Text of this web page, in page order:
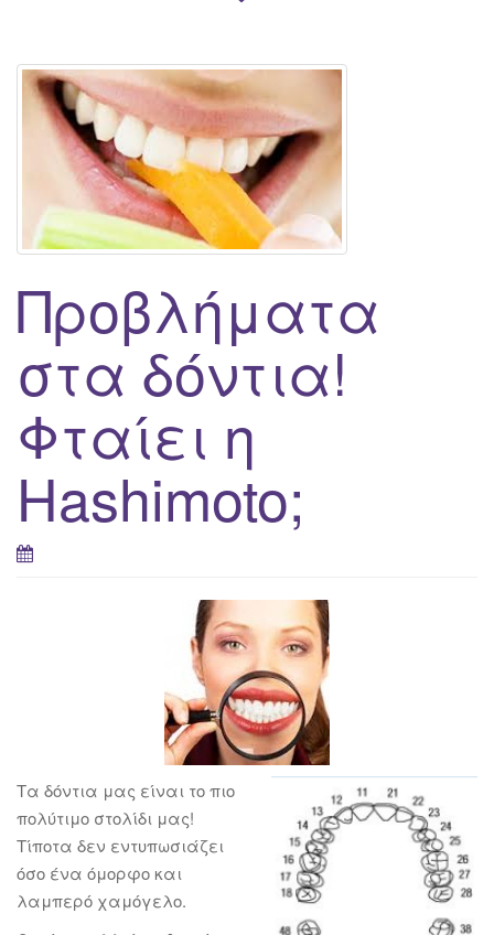
Προβλήματα
στα δόντια!
Φταίει η
Hashimoto;
Τα δόντια μας είναι το πιο
πολύτιμο στολίδι μας!
Τίποτα δεν εντυπωσιάζει
όσο ένα όμορφο και
λαμπερό χαμόγελο.